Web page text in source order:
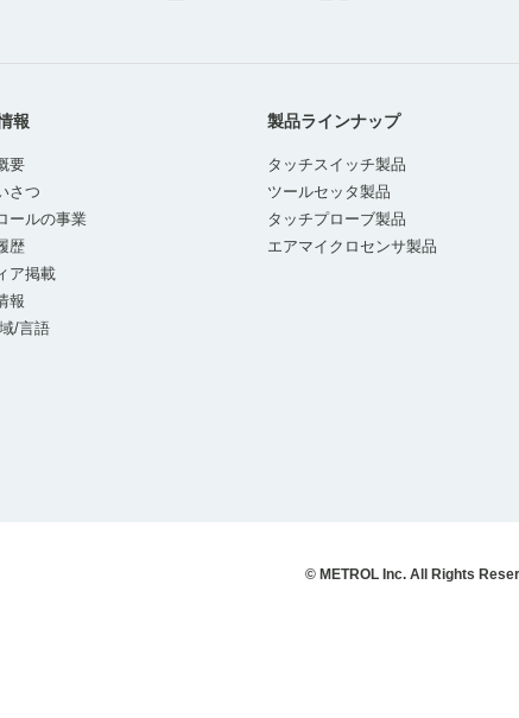
報
要
さつ
ールの事業
歴
ア掲載
報
/言語
製品ラインナップ
タッチスイッチ製品
ツールセッタ製品
タッチプローブ製品
エアマイクロセンサ製品
© METROL Inc. All Rights